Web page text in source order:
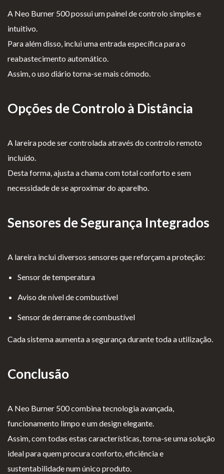
A Neo Burner 500 possui um painel de controlo simples e
intuitivo.
Para além disso, inclui uma entrada específica para o
reabastecimento automático.
Assim, o uso diário torna-se mais cómodo.
Opções de Controlo à Distância
A lareira pode ser controlada através do controlo remoto
incluído.
Desta forma, ajusta a chama com total conforto e sem
necessidade de se aproximar do aparelho.
Sensores de Segurança Integrados
A lareira inclui diversos sensores que reforçam a proteção:
Sensor de temperatura
Aviso de nível de combustível
Sensor de derrame de combustível
Cada sistema aumenta a segurança durante toda a utilização.
Conclusão
A Neo Burner 500 combina tecnologia avançada,
funcionamento limpo e um design elegante.
Assim, com todas estas características, torna-se uma solução
ideal para quem procura conforto, eficiência e
sustentabilidade num único produto.